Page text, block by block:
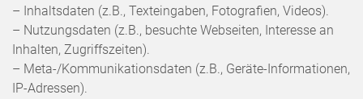
– Inhaltsdaten (z.B., Texteingaben, Fotografien, Videos).
– Nutzungsdaten (z.B., besuchte Webseiten, Interesse an
Inhalten, Zugriffszeiten).
– Meta-/Kommunikationsdaten (z.B., Geräte-Informationen,
IP-Adressen).